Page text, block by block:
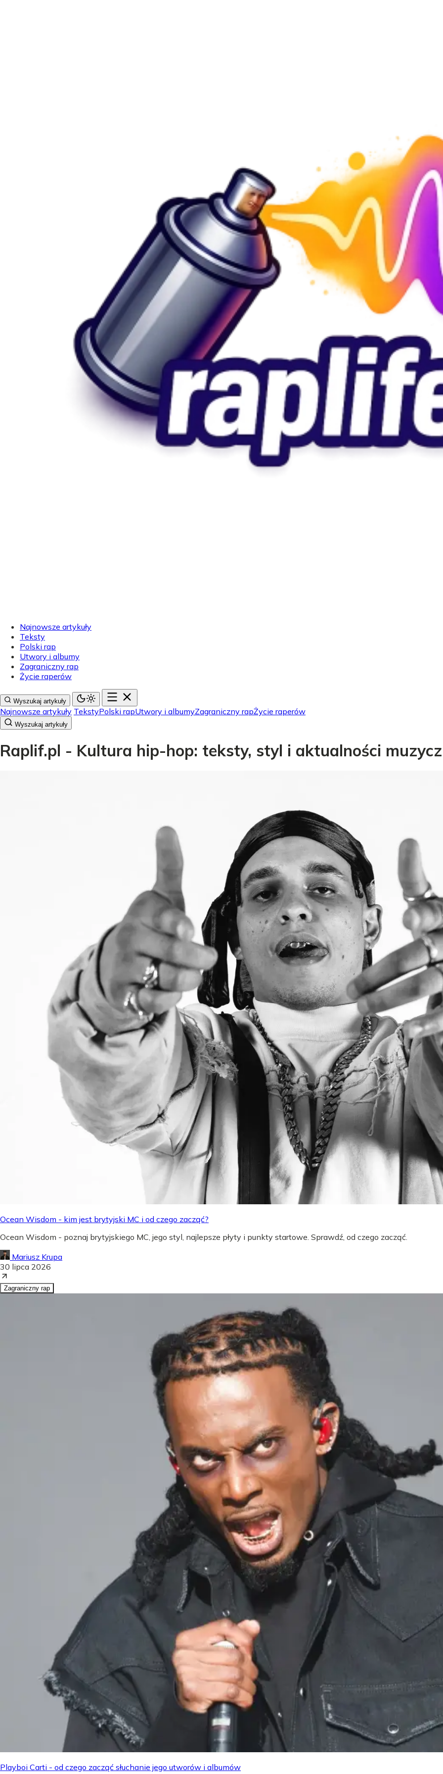
Najnowsze artykuły
Teksty
Polski rap
Utwory i albumy
Zagraniczny rap
Życie raperów
Wyszukaj artykuły
Najnowsze artykuły TekstyPolski rapUtwory i albumyZagraniczny rapŻycie raperów
Wyszukaj artykuły
Raplif.pl - Kultura hip-hop: teksty, styl i aktualności
Ocean Wisdom - kim jest brytyjski MC i od czego zacząć?
Ocean Wisdom - poznaj brytyjskiego MC, jego styl, najlepsze płyty i punkty startowe. Sprawdź, od czego zacząć.
Mariusz Krupa
30 lipca 2026
Zagraniczny rap
Playboi Carti - od czego zacząć słuchanie jego utworów i albumów